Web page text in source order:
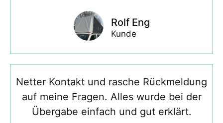
Rolf Eng
Kunde
Netter Kontakt und rasche Rückmeldung
auf meine Fragen. Alles wurde bei der
Übergabe einfach und gut erklärt.